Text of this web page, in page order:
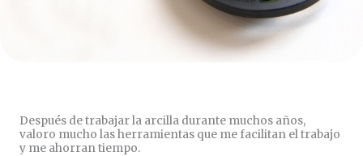
Después de trabajar la arcilla durante muchos años,
valoro mucho las herramientas que me facilitan el trabajo
y me ahorran tiempo.